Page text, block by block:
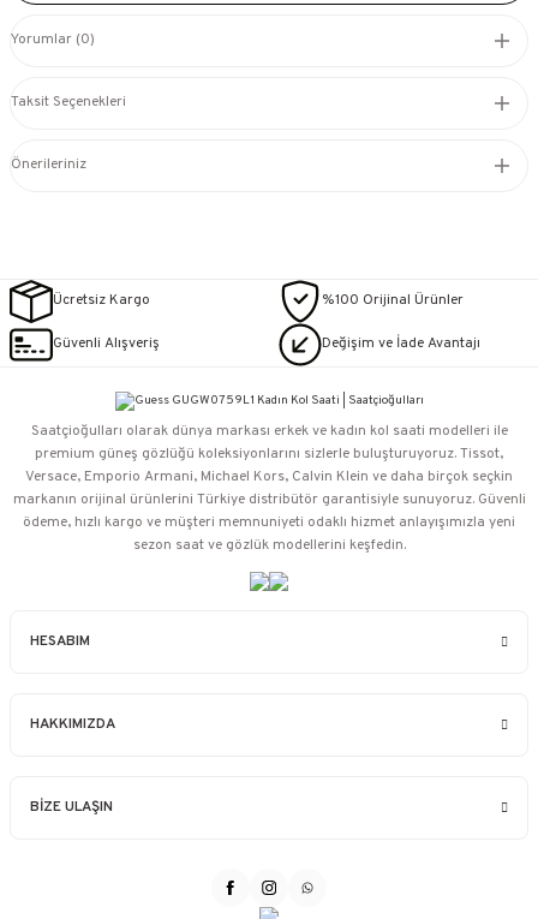
Yorumlar (0)
Taksit Seçenekleri
Önerileriniz
Ücretsiz Kargo %100 Orijinal Ürünler
Güvenli Alışveriş Değişim ve İade Avantajı
HESABIM
HAKKIMIZDA
BİZE ULAŞIN
Saatçioğulları⁠ olarak dünya markası erkek ve kadın kol saati modelleri ile
premium güneş gözlüğü koleksiyonlarını sizlerle buluşturuyoruz. Tissot,
Versace, Emporio Armani, Michael Kors, Calvin Klein ve daha birçok seçkin
markanın orijinal ürünlerini Türkiye distribütör garantisiyle sunuyoruz. Güvenli
ödeme, hızlı kargo ve müşteri memnuniyeti odaklı hizmet anlayışımızla yeni
sezon saat ve gözlük modellerini keşfedin.